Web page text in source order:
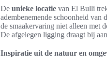
De unieke locatie van El Bulli
adembenemende schoonheid van
de smaakervaring niet alleen met
De afgelegen ligging draagt bij
Inspiratie uit de natuur en